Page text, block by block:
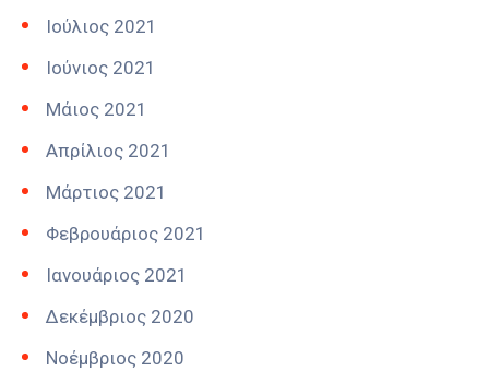
Ιούλιος 2021
Ιούνιος 2021
Μάιος 2021
Απρίλιος 2021
Μάρτιος 2021
Φεβρουάριος 2021
Ιανουάριος 2021
Δεκέμβριος 2020
Νοέμβριος 2020